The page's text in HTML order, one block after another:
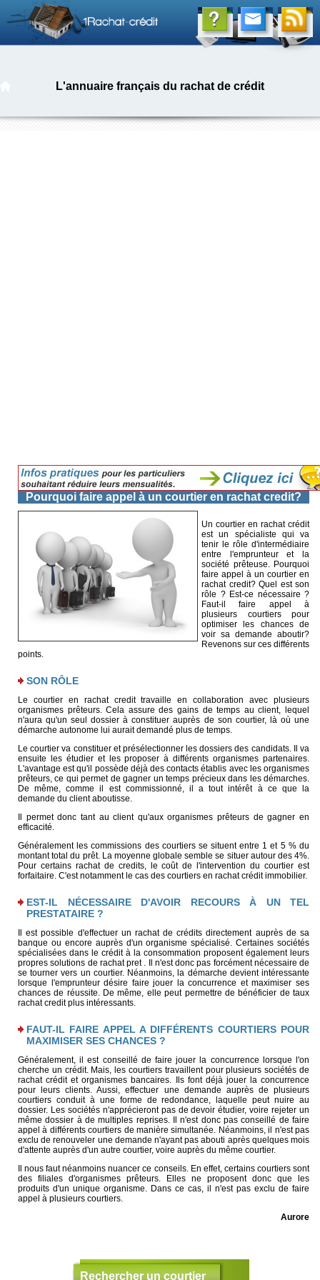
L'annuaire français du rachat de crédit
Rechercher un courtier
Pourquoi faire appel à un courtier en rachat credit?
Un courtier en rachat crédit
est un spécialiste qui va
tenir le rôle d'intermédiaire
entre l'emprunteur et la
société prêteuse. Pourquoi
faire appel à un courtier en
rachat credit? Quel est son
rôle ? Est-ce nécessaire ?
Faut-il faire appel à
plusieurs courtiers pour
optimiser les chances de
voir sa demande aboutir?
Revenons sur ces différents
points.
SON RÔLE
Le courtier en rachat credit travaille en collaboration avec plusieurs
organismes prêteurs. Cela assure des gains de temps au client, lequel
n'aura qu'un seul dossier à constituer auprès de son courtier, là où une
démarche autonome lui aurait demandé plus de temps.
Le courtier va constituer et présélectionner les dossiers des candidats. Il va
ensuite les étudier et les proposer à différents organismes partenaires.
L'avantage est qu'il possède déjà des contacts établis avec les organismes
prêteurs, ce qui permet de gagner un temps précieux dans les démarches.
De même, comme il est commissionné, il a tout intérêt à ce que la
demande du client aboutisse.
Il permet donc tant au client qu'aux organismes prêteurs de gagner en
efficacité.
Généralement les commissions des courtiers se situent entre 1 et 5 % du
montant total du prêt. La moyenne globale semble se situer autour des 4%.
Pour certains rachat de credits, le coût de l'intervention du courtier est
forfaitaire. C'est notamment le cas des courtiers en rachat crédit immobilier.
EST-IL NÉCESSAIRE D'AVOIR RECOURS À UN TEL
PRESTATAIRE ?
Il est possible d'effectuer un rachat de crédits directement auprès de sa
banque ou encore auprès d'un organisme spécialisé. Certaines sociétés
spécialisées dans le crédit à la consommation proposent également leurs
propres solutions de rachat pret . Il n'est donc pas forcément nécessaire de
se tourner vers un courtier. Néanmoins, la démarche devient intéressante
lorsque l'emprunteur désire faire jouer la concurrence et maximiser ses
chances de réussite. De même, elle peut permettre de bénéficier de taux
rachat credit plus intéressants.
FAUT-IL FAIRE APPEL A DIFFÉRENTS COURTIERS POUR
MAXIMISER SES CHANCES ?
Généralement, il est conseillé de faire jouer la concurrence lorsque l'on
cherche un crédit. Mais, les courtiers travaillent pour plusieurs sociétés de
rachat crédit et organismes bancaires. Ils font déjà jouer la concurrence
pour leurs clients. Aussi, effectuer une demande auprès de plusieurs
courtiers conduit à une forme de redondance, laquelle peut nuire au
dossier. Les sociétés n'apprécieront pas de devoir étudier, voire rejeter un
même dossier à de multiples reprises. Il n'est donc pas conseillé de faire
appel à différents courtiers de manière simultanée. Néanmoins, il n'est pas
exclu de renouveler une demande n'ayant pas abouti après quelques mois
d'attente auprès d'un autre courtier, voire auprès du même courtier.
Il nous faut néanmoins nuancer ce conseils. En effet, certains courtiers sont
des filiales d'organismes prêteurs. Elles ne proposent donc que les
produits d'un unique organisme. Dans ce cas, il n'est pas exclu de faire
appel à plusieurs courtiers.
Aurore